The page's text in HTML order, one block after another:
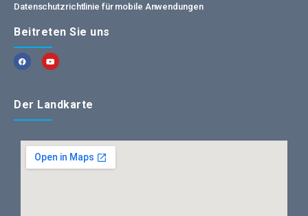
Datenschutzrichtlinie für mobile Anwendungen
Beitreten Sie uns
Der Landkarte